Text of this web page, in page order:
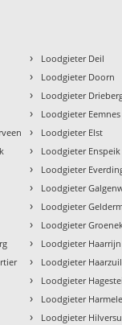
› Loodgieter Deil
› Loodgieter Doorn
› Loodgieter
› Loodgieter Eemnes
› Loodgieter Elst
› Loodgieter Enspeik
› Loodgieter
› Loodgieter
› Loodgieter
› Loodgieter
› Loodgieter Haarrijn
› Loodgieter
› Loodgieter
› Loodgieter
› Loodgieter